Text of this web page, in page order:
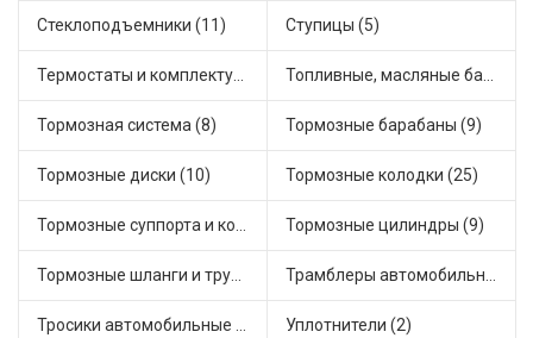
Стеклоподъемники (11) Ступицы (5)
Термостаты и комплектующие системы охлаждения (44) Топливные, масляные баки (1)
Тормозная система (8) Тормозные барабаны (9)
Тормозные диски (10) Тормозные колодки (25)
Тормозные суппорта и комплектующие (8) Тормозные цилиндры (9)
Тормозные шланги и трубки (7) Трамблеры автомобильные (2)
Тросики автомобильные (28) Уплотнители (2)